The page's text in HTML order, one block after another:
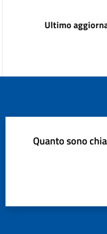
Ultimo
Quanto sono